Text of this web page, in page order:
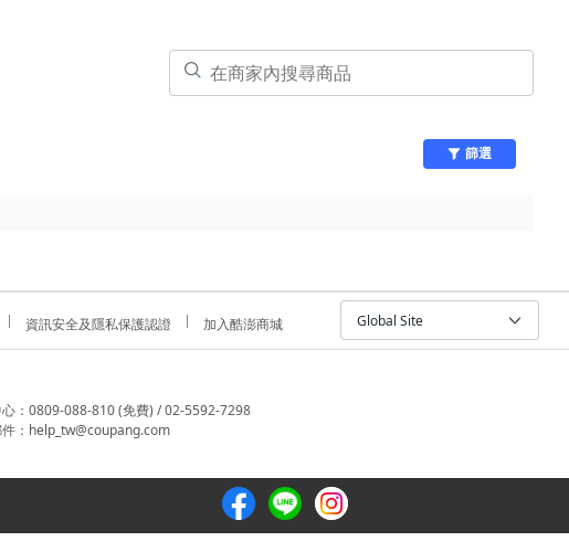
篩選
資訊安全及隱私保護認證 加入酷澎商城 Global Site
：0809-088-810 (免費) / 02-5592-7298
：help_tw@coupang.com